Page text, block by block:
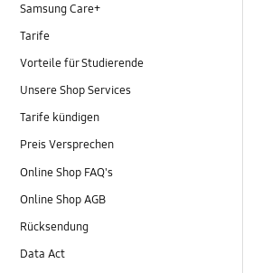
Samsung Care+
Tarife
Vorteile für Studierende
Unsere Shop Services
Tarife kündigen
Preis Versprechen
Online Shop FAQ's
Online Shop AGB
Rücksendung
Data Act